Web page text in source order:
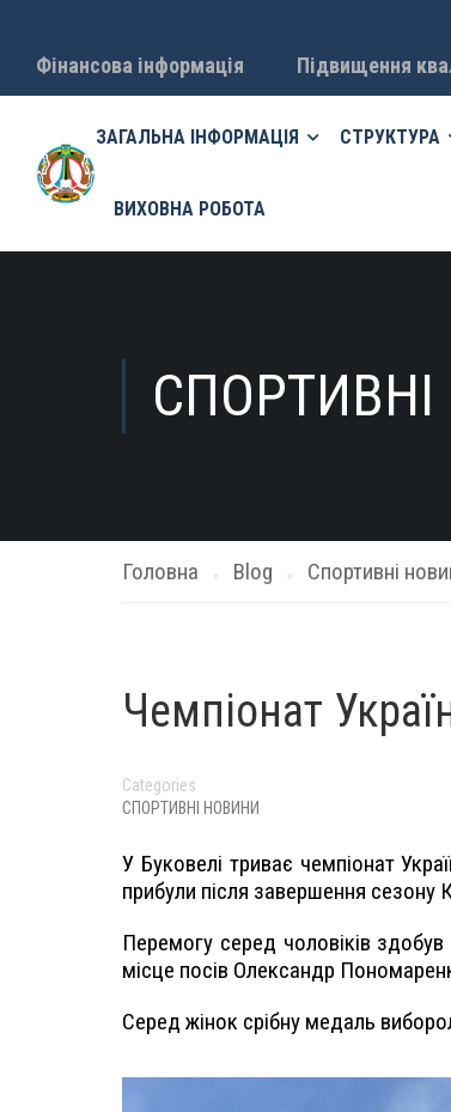
Фінансова інформація Підвищення
ЗАГАЛЬНА ІНФОРМАЦІЯ СТРУКТУРА
ВИХОВНА РОБОТА
Головна Blog Спортивні
Чемпіонат
Categories
СПОРТИВНІ НОВИНИ
У Буковелі триває чемпіонат
прибули після завершення сезону
Перемогу серед чоловіків
місце посів Олександр
Серед жінок срібну медаль